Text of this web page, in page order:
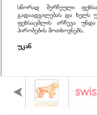
სწორად შერჩეული
გადაადგილებას და ხელს
ფეხსაცმლის არჩევა
პირობების მოთხოვნებს.
უკან